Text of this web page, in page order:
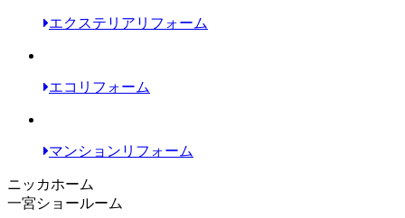
エクステリアリフォーム
エコリフォーム
マンションリフォーム
ニッカホーム
一宮ショールーム